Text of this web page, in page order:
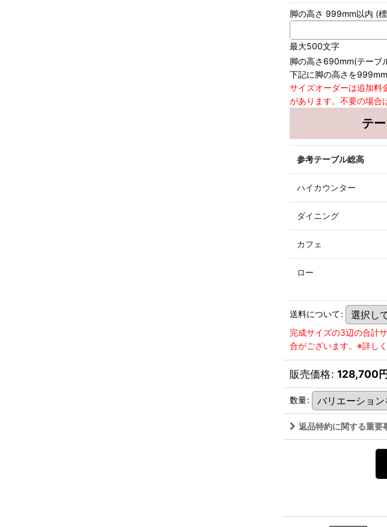
脚の高さ 999mm以内 (
最大500文字
脚の高さ690mm(テーブ
下記に脚の高さを
サイズオーダーは追加料
があります。不要の場合
テ
参考テーブル総高
ハイカウンター
ダイニング
カフェ
ロー
送料について:
完成サイズの3辺の合計
合がございます。※詳し
販売価格: 128,700
数量:
返品特約に関する重要